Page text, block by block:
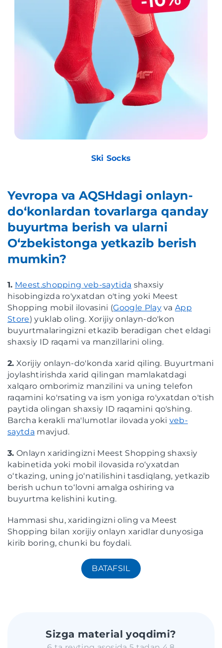
Ski Socks
Yevropa va AQSHdagi onlayn-
do‘konlardan tovarlarga qanday
buyurtma berish va ularni
O‘zbekistonga yetkazib berish
mumkin?
1. Meest.shopping veb-saytida shaxsiy
hisobingizda ro'yxatdan o'ting yoki Meest
Shopping mobil ilovasini (Google PlayvaApp
Store) yuklab oling. Xorijiy onlayn-do'kon
buyurtmalaringizni etkazib beradigan chet eldagi
shaxsiy ID raqami va manzillarini oling.
2. Xorijiy onlayn-do'konda xarid qiling. Buyurtmani
joylashtirishda xarid qilingan mamlakatdagi
xalqaro omborimiz manzilini va uning telefon
raqamini ko'rsating va ism yoniga ro'yxatdan o'tish
paytida olingan shaxsiy ID raqamini qo'shing.
Barcha kerakli ma'lumotlar ilovada yoki veb-
saytda mavjud.
3. Onlayn xaridingizni Meest Shopping shaxsiy
kabinetida yoki mobil ilovasida roʻyxatdan
oʻtkazing, uning joʻnatilishini tasdiqlang, yetkazib
berish uchun toʻlovni amalga oshiring va
buyurtma kelishini kuting.
Hammasi shu, xaridingizni oling va Meest
Shopping bilan xorijiy onlayn xaridlar dunyosiga
kirib boring, chunki bu foydali.
BATAFSIL
Sizga material yoqdimi?